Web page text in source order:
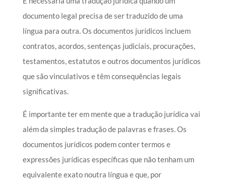
documento legal precisa de ser traduzido de uma
língua para outra. Os documentos jurídicos incluem
contratos, acordos, sentenças judiciais, procurações,
testamentos, estatutos e outros documentos jurídicos
que são vinculativos e têm consequências legais
significativas.
É importante ter em mente que a tradução jurídica vai
além da simples tradução de palavras e frases. Os
documentos jurídicos podem conter termos e
expressões jurídicas específicas que não tenham um
equivalente exato noutra língua e que, por